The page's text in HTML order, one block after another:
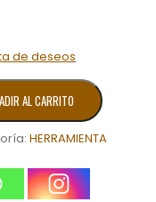
de deseos
AL CARRITO
HERRAMIENTA